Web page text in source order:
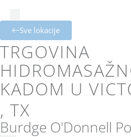
Sve lokacije
TRGOVINA
KADOM U
, TX
Burdge O'Donnell